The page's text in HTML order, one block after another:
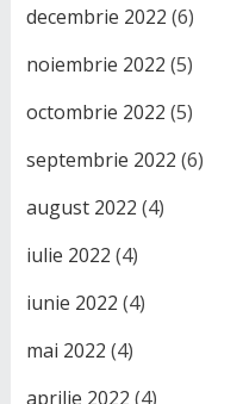
decembrie 2022 (6)
noiembrie 2022 (5)
octombrie 2022 (5)
septembrie 2022 (6)
august 2022 (4)
iulie 2022 (4)
iunie 2022 (4)
mai 2022 (4)
aprilie 2022 (4)